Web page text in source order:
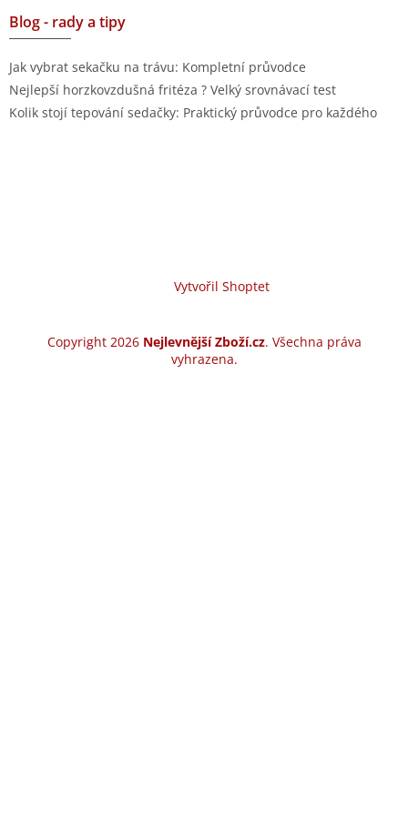
Blog - rady a tipy
Jak vybrat sekačku na trávu: Kompletní průvodce
Nejlepší horzkovzdušná fritéza ? Velký srovnávací test
Kolik stojí tepování sedačky: Praktický průvodce pro každého
Vytvořil Shoptet
Copyright 2026 Nejlevnější Zboží.cz. Všechna práva
vyhrazena.